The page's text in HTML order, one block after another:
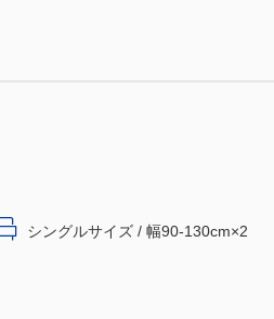
シングルサイズ / 幅90-130cm×2